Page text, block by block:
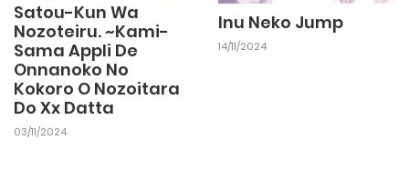
Satou-Kun Wa
Nozoteiru. ~Kami-
Sama Appli De
Onnanoko No
Kokoro O Nozoitara
Do Xx Datta
03/11/2024
Inu Neko Jump
14/11/2024